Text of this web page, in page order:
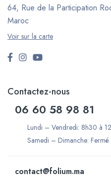
64, Rue de la Participation
Maroc
Voir sur la carte
Contactez-nous
06 60 58 98 81
Lundi – Vendredi: 8h30 à
Samedi – Dimanche: Fermé
contact@folium.ma